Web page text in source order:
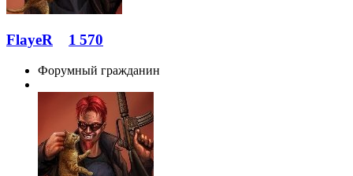
FlayeR 1 570
Форумный гражданин